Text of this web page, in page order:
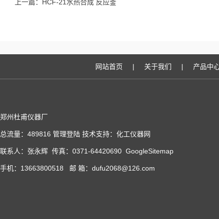
上一篇： HCF-21水热合成 反应釜
网站首页 | 关于我们 | 产品中
郑州杜甫仪器厂
总流量：489816 管理登陆 技术支持： 化工仪器网
联系人：张永辉 传真：0371-64420690 GoogleSitemap
手机：13663800518 邮 箱：dufu2068@126.com